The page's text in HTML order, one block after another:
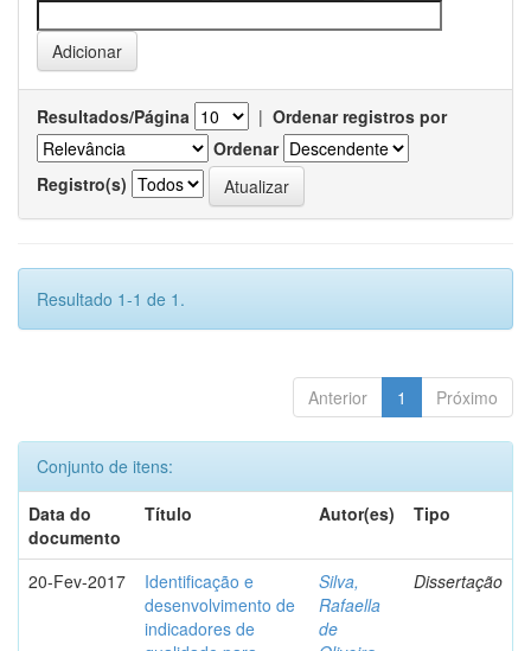
Resultados/Página | Ordenar registros por
Ordenar
Registro(s)
Resultado 1-1 de 1.
Anterior 1 Próximo
Conjunto de itens:
Data do
documento
Título Autor(es) Tipo
20-Fev-2017
Identificação e
desenvolvimento de
indicadores de
Silva,
Rafaella
de
Dissertação